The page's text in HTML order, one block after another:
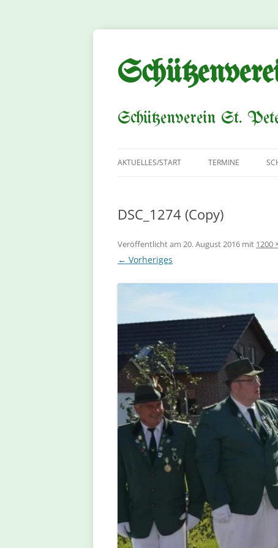
Zum
Schützenverein St.
AKTUELLES/START TERMINE
DSC_1274 (Copy)
Veröffentlicht am 20. August 2016 mit 1200
← Vorheriges